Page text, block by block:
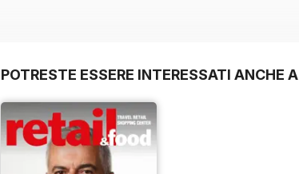
POTRESTE ESSERE INTERESSATI ANCHE A